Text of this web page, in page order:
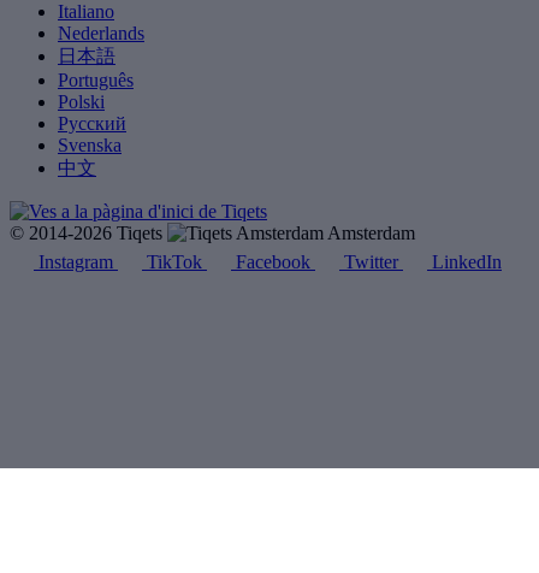
Italiano
Nederlands
日本語
Português
Polski
Русский
Svenska
中文
© 2014-2026 Tiqets
Amsterdam
Instagram
TikTok Facebook Twitter LinkedIn